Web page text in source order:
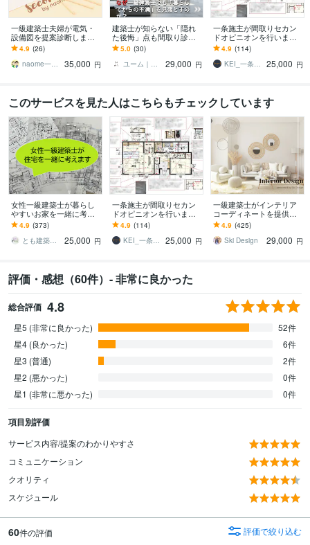
一級建築士夫婦が電気・
設備図を提案診断します
スイッチコンセント照明
を使いやすく！後悔しな
い設備提案。
4.9 (26)
naome一級建築士夫婦
35,000 円
建築士が知らない「隠れ
た後悔」点も間取り診断
します 施主が言えなかっ
た不満の53%解消！10期
目のプロが動画解説
5.0 (30)
ユーム｜注文住宅の施主＆プロ双方コンサル
29,000 円
一条施主が間取りセカン
ドオピニオンを行います
一条施主だからこその視
点で『すべての間取りに
理由を作る』
4.9 (114)
KEI_一条施主
25,000 円
このサービスを見た人はこちらもチェックしています
女性一級建築士が暮らし
やすいお家を一緒に考え
ます 家事・育児・生活動
線を考えた快適な間取り
のご提案
4.9 (373)
とも建築スタジオ（旧R＆T建築スタジオ）
25,000 円
一条施主が間取りセカン
ドオピニオンを行います
一条施主だからこその視
点で『すべての間取りに
理由を作る』
4.9 (114)
KEI_一条施主
25,000 円
一級建築士がインテリア
コーディネートを提供し
ます 誰でも相談しやすい
価格で、お部屋作りのお
手伝い！
4.9 (425)
Ski Design
29,000 円
評価・感想（60件）- 非常に良かった
総合評価 4.8
星5 (非常に良かった)
52件
星4 (良かった)
6件
星3 (普通)
2件
星2 (悪かった)
0件
星1 (非常に悪かった)
0件
項目別評価
サービス内容/提案のわかりやすさ
コミュニケーション
クオリティ
スケジュール
60件の評価 評価で絞り込む